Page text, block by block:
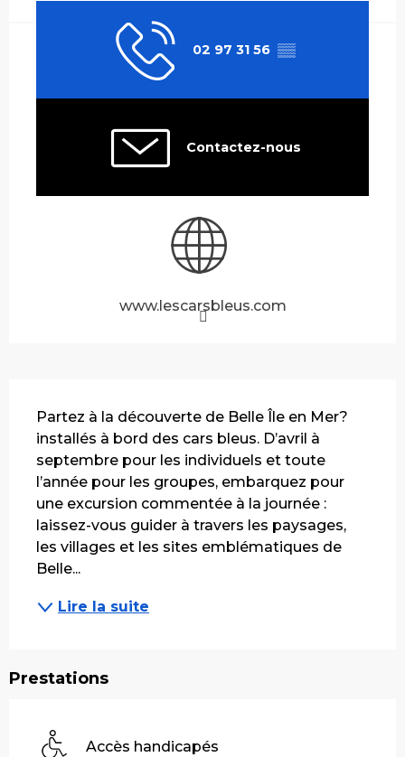
02 97 31 56 ▒▒
Contactez-nous
www.lescarsbleus.com
Partez à la découverte de Belle Île en Mer?
installés à bord des cars bleus. D’avril à
septembre pour les individuels et toute
l’année pour les groupes, embarquez pour
une excursion commentée à la journée :
laissez-vous guider à travers les paysages,
les villages et les sites emblématiques de
Belle...
Lire la suite
Prestations
Accès handicapés